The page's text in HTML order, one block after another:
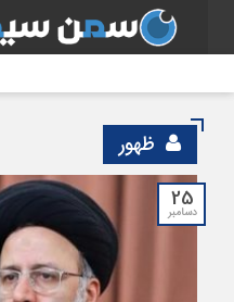
ظهور
25
دسامبر